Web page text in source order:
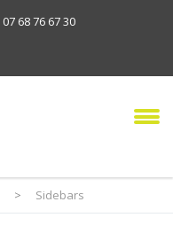
07 68 76 67 30
> Sidebars